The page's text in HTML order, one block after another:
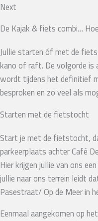
Next
De Kajak & fiets combi…
Jullie starten óf met de
kano of raft. De volgorde is
wordt tijdens het definitief
besproken en zo veel als
Starten met de fietstocht
Start je met de fietstocht,
parkeerplaats achter Café
Hier krijgen jullie van ons
jullie naar ons terrein leidt
Pasestraat/ Op de Meer in
Eenmaal aangekomen op